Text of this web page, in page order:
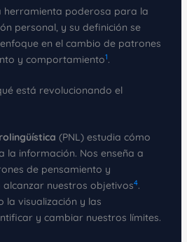
herramienta poderosa para la
personal, y su definición se
en el cambio de patrones
y comportamiento1.
está revolucionando el
(PNL) estudia cómo
la información. Nos enseña a
de pensamiento y
nuestros objetivos4.
la visualización y las
y cambiar nuestros límites.